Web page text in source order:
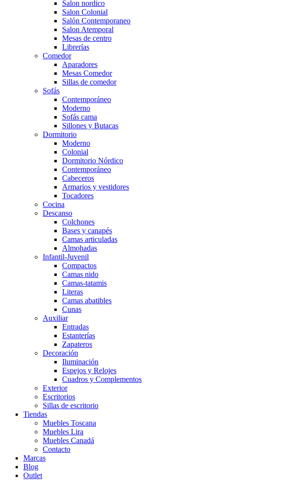
Salon nordico
Salon Colonial
Salón Contemporaneo
Salon Atemporal
Mesas de centro
Librerías
Comedor
Aparadores
Mesas Comedor
Sillas de comedor
Sofás
Contemporáneo
Moderno
Sofás cama
Sillones y Butacas
Dormitorio
Moderno
Colonial
Dormitorio Nórdico
Contemporáneo
Cabeceros
Armarios y vestidores
Tocadores
Cocina
Descanso
Colchones
Bases y canapés
Camas articuladas
Almohadas
Infantil-Juvenil
Compactos
Camas nido
Camas-tatamis
Literas
Camas abatibles
Cunas
Auxiliar
Entradas
Estanterías
Zapateros
Decoración
Iluminación
Espejos y Relojes
Cuadros y Complementos
Exterior
Escritorios
Sillas de escritorio
Tiendas
Muebles Toscana
Muebles Lira
Muebles Canadá
Contacto
Marcas
Blog
Outlet